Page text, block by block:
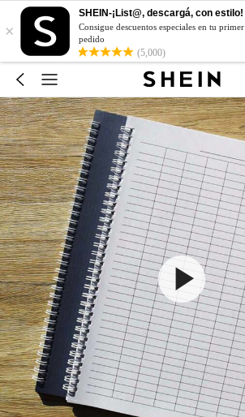
×
SHEIN-¡List@, descargá, con estilo!
Consigue descuentos especiales en tu primer
pedido
(5,000)